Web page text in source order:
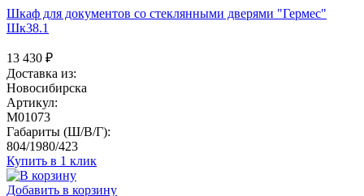
Шкаф для документов со стеклянными дверями "Гермес"
Шк38.1
13 430 ₽
Доставка из:
Новосибирска
Артикул:
M01073
Габариты (Ш/В/Г):
804/1980/423
Купить в 1 клик
Добавить в корзину